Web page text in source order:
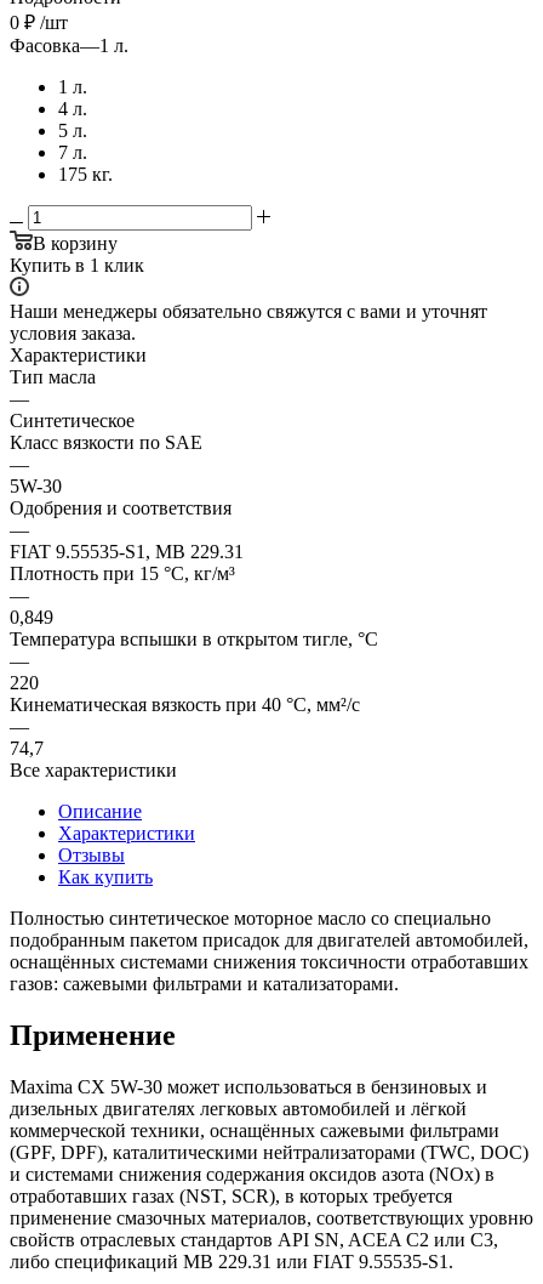
0 ₽ /шт
Фасовка—1 л.
1 л.
4 л.
5 л.
7 л.
175 кг.
В корзину
Купить в 1 клик
Наши менеджеры обязательно свяжутся с вами и уточнят
условия заказа.
Характеристики
Тип масла
—
Синтетическое
Класс вязкости по SAE
—
5W-30
Одобрения и соответствия
—
FIAT 9.55535-S1, MB 229.31
Плотность при 15 °C, кг/м³
—
0,849
Температура вспышки в открытом тигле, °C
—
220
Кинематическая вязкость при 40 °C, мм²/с
—
74,7
Все характеристики
Описание
Характеристики
Отзывы
Как купить
Полностью синтетическое моторное масло со специально
подобранным пакетом присадок для двигателей автомобилей,
оснащённых системами снижения токсичности отработавших
газов: сажевыми фильтрами и катализаторами.
Применение
Maxima CX 5W-30 может использоваться в бензиновых и
дизельных двигателях легковых автомобилей и лёгкой
коммерческой техники, оснащённых сажевыми фильтрами
(GPF, DPF), каталитическими нейтрализаторами (TWC, DOC)
и системами снижения содержания оксидов азота (NOx) в
отработавших газах (NST, SCR), в которых требуется
применение смазочных материалов, соответствующих уровню
свойств отраслевых стандартов API SN, ACEA C2 или C3,
либо спецификаций MB 229.31 или FIAT 9.55535-S1.